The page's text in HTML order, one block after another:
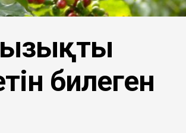
билеген